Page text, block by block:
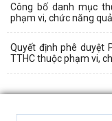
Công bố danh mục
phạm vi, chức năng
Quyết định phê duyệt
TTHC thuộc phạm vi,